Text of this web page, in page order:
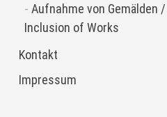
Aufnahme von Gemälden /
Inclusion of Works
Kontakt
Impressum